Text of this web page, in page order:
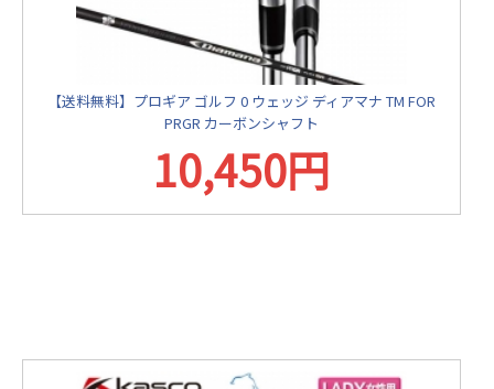
【送料無料】プロギア ゴルフ 0 ウェッジ ディアマナ TM FOR
PRGR カーボンシャフト
10,450円